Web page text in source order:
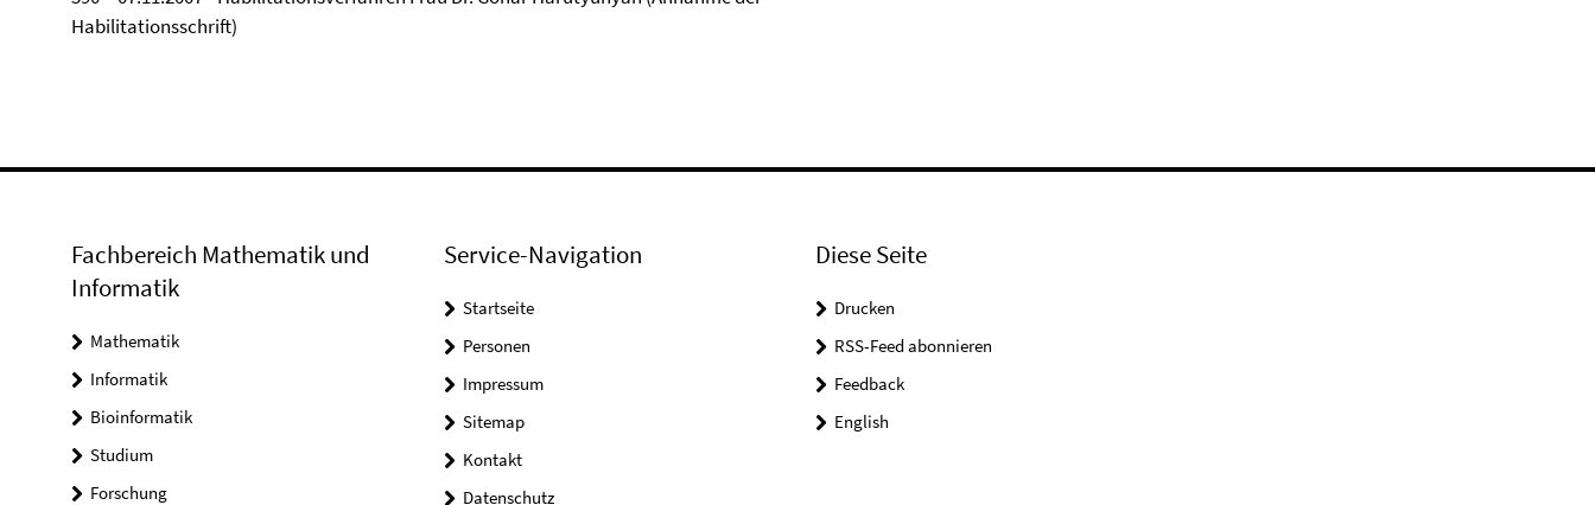
Habilitationsschrift)
Fachbereich Mathematik und
Informatik
Mathematik
Informatik
Bioinformatik
Studium
Forschung
Service-Navigation
Startseite
Personen
Impressum
Sitemap
Kontakt
Datenschutz
Diese Seite
Drucken
RSS-Feed abonnieren
Feedback
English